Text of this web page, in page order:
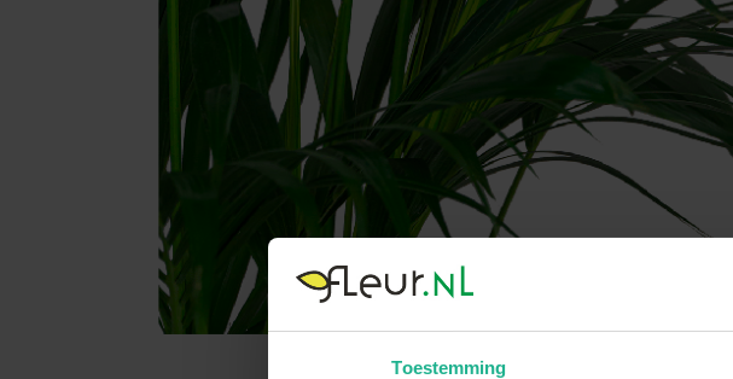
Toestemming